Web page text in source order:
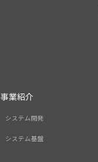
事業紹介
システム開発
システム基盤